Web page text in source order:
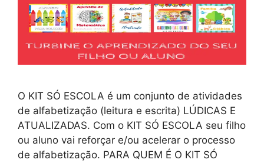
O KIT SÓ ESCOLA é um conjunto de atividades
de alfabetização (leitura e escrita) LÚDICAS E
ATUALIZADAS. Com o KIT SÓ ESCOLA seu filho
ou aluno vai reforçar e/ou acelerar o processo
de alfabetização. PARA QUEM É O KIT SÓ